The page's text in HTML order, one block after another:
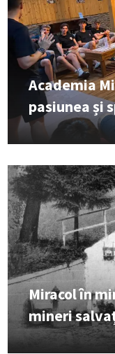
Academia
pasiunea și
Miracol în
mineri